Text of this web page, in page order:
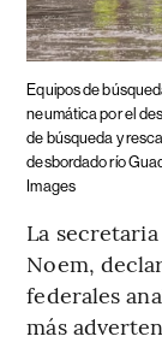
Equipos de
neumática por el
de búsqueda y
desbordado río
Images
La
Noem,
federales
más